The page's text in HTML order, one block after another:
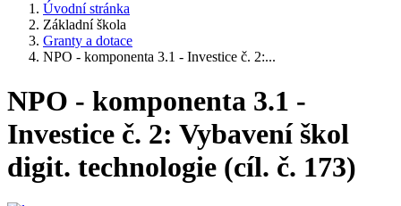
Úvodní stránka
Základní škola
Granty a dotace
NPO - komponenta 3.1 - Investice č. 2:...
NPO - komponenta 3.1 -
Investice č. 2: Vybavení škol
digit. technologie (cíl. č. 173)